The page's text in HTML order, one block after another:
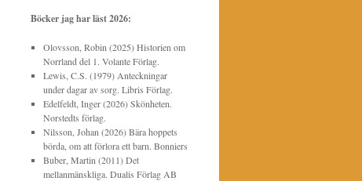
Böcker jag har läst2026:
Olovsson, Robin (2025) Historien om
Norrland del 1. Volante Förlag.
Lewis, C.S. (1979) Anteckningar
under dagar av sorg. Libris Förlag.
Edelfeldt, Inger (2026) Skönheten.
Norstedts förlag.
Nilsson, Johan (2026) Bära hoppets
börda, om att förlora ett barn. Bonniers
Buber, Martin (2011) Det
mellanmänskliga. Dualis Förlag AB